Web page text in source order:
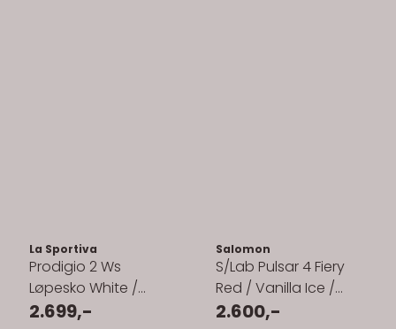
La Sportiva
Prodigio 2 Ws
Løpesko White /
Hibiscus
2.699,-
Salomon
S/Lab Pulsar 4 Fiery
Red / Vanilla Ice /
Andorra
2.600,-